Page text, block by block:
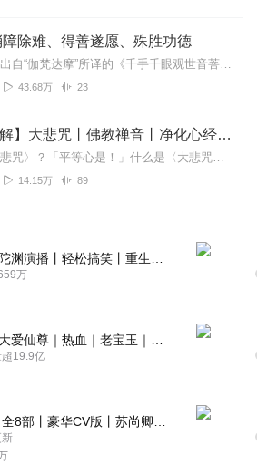
除难、得善遂愿、殊胜功德
《大悲咒》出自“伽梵达摩”所译的《千手千眼观世音菩萨广大圆满无碍大悲心陀罗尼经》，全名为《广大圆满无碍大悲心陀罗尼》。按照内容文字的多少，《大悲咒》有广、中、略...
43.68万 23
【白话讲解】大悲咒丨佛教禅音丨净化心经丨祈福静心
什么是〈大悲咒〉？「平等心是！」什么是〈大悲咒〉？「无为心是！」什么是〈大悲咒〉？「无染着心是！」【内容简介】《大悲咒》出自“伽梵达摩”所译的《千手千眼观世音菩...
14.15万 89
万
19.9亿